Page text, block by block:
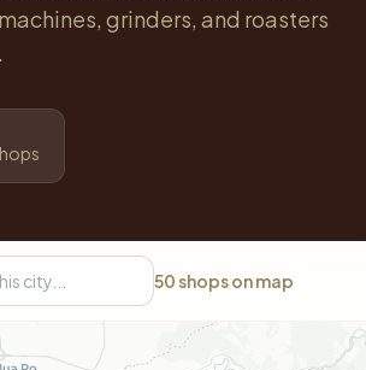
grinders, and roasters
50 shops on map